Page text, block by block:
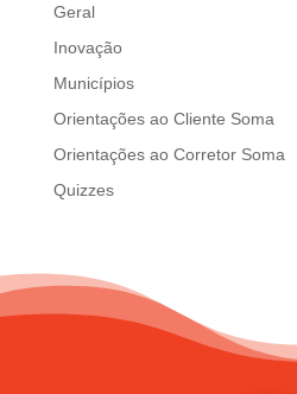
Geral
Inovação
Municípios
Orientações ao Cliente Soma
Orientações ao Corretor Soma
Quizzes